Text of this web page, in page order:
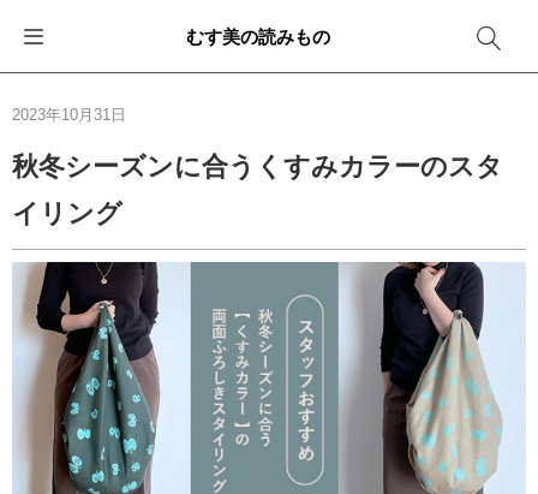
むす美の読みもの
2023年10月31日
秋冬シーズンに合うくすみカラーのスタ
イリング
イベント・キャンペーン
新商品
メディア情報
その他
エコバッグ
おしゃれコーデバッグ
収納にもなるバッグ
箱を包む
お酒を包む
一番人気「花包み」
簡単「バッグアレンジ」
その他
ファッション
インテリア
アウトドア
雨の日
ママ・子育て
旅行
卒業・入学
退職・異動
結婚
出産
海外の方へ